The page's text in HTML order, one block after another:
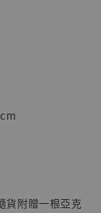
貨附贈一根亞克